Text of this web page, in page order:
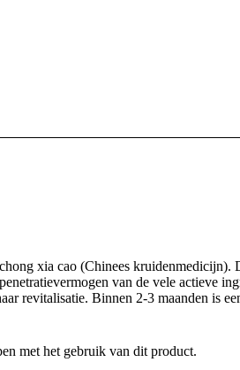
xia cao (Chinees kruidenmedicijn).
van de vele actieve
revitalisatie. Binnen 2-3 maanden is
met het gebruik van dit product.